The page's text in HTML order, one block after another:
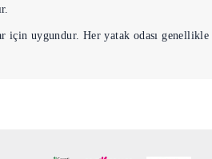
uygundur. Her yatak odası
geniş salonlar ve akıllı ev
bile şehir merkezine kıyasla
Şehir